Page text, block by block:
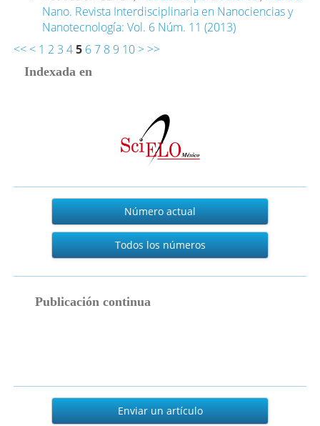
Nano. Revista Interdisciplinaria en Nanociencias y
Nanotecnología: Vol. 6 Núm. 11 (2013)
<< < 1 2 3 4 5 6 7 8 9 10 > >>
Indexada en
Actual
Número actual
Todos los números
Publicación continua
Enviar
Enviar un artículo